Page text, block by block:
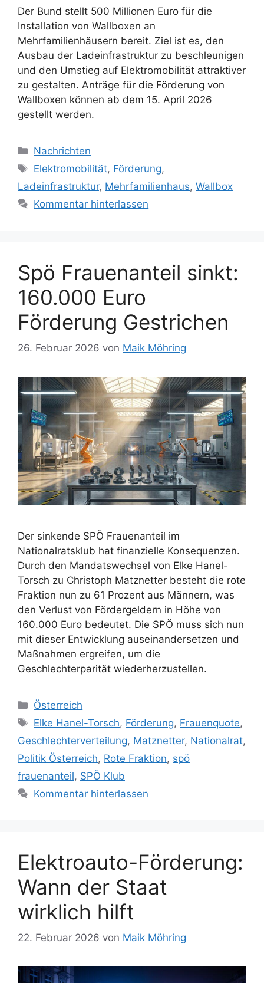
Der Bund stellt 500 Millionen Euro für die
Installation von Wallboxen an
Mehrfamilienhäusern bereit. Ziel ist es, den
Ausbau der Ladeinfrastruktur zu beschleunigen
und den Umstieg auf Elektromobilität attraktiver
zu gestalten. Anträge für die Förderung von
Wallboxen können ab dem 15. April 2026
gestellt werden.
Kategorien
Nachrichten
Schlagwörter
Elektromobilität, Förderung,
Ladeinfrastruktur, Mehrfamilienhaus, Wallbox
Kommentar hinterlassen
Spö Frauenanteil sinkt:
160.000 Euro
Förderung Gestrichen
26. Februar 2026 von Maik Möhring
Der sinkende SPÖ Frauenanteil im
Nationalratsklub hat finanzielle Konsequenzen.
Durch den Mandatswechsel von Elke Hanel-
Torsch zu Christoph Matznetter besteht die rote
Fraktion nun zu 61 Prozent aus Männern, was
den Verlust von Fördergeldern in Höhe von
160.000 Euro bedeutet. Die SPÖ muss sich nun
mit dieser Entwicklung auseinandersetzen und
Maßnahmen ergreifen, um die
Geschlechterparität wiederherzustellen.
Kategorien
Österreich
Schlagwörter
Elke Hanel-Torsch, Förderung, Frauenquote,
Geschlechterverteilung, Matznetter, Nationalrat,
Politik Österreich, Rote Fraktion, spö
frauenanteil, SPÖ Klub
Kommentar hinterlassen
Elektroauto-Förderung:
Wann der Staat
wirklich hilft
22. Februar 2026 von Maik Möhring